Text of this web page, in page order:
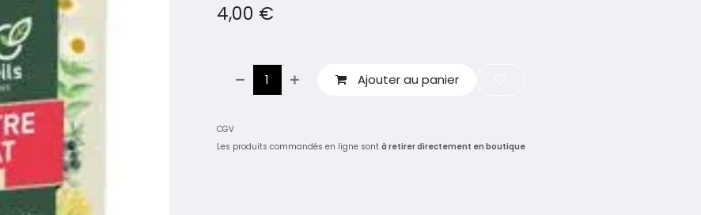
4,00 €
Ajouter au panier
CGV
Les produits commandés en ligne sont à retirer directement en boutique